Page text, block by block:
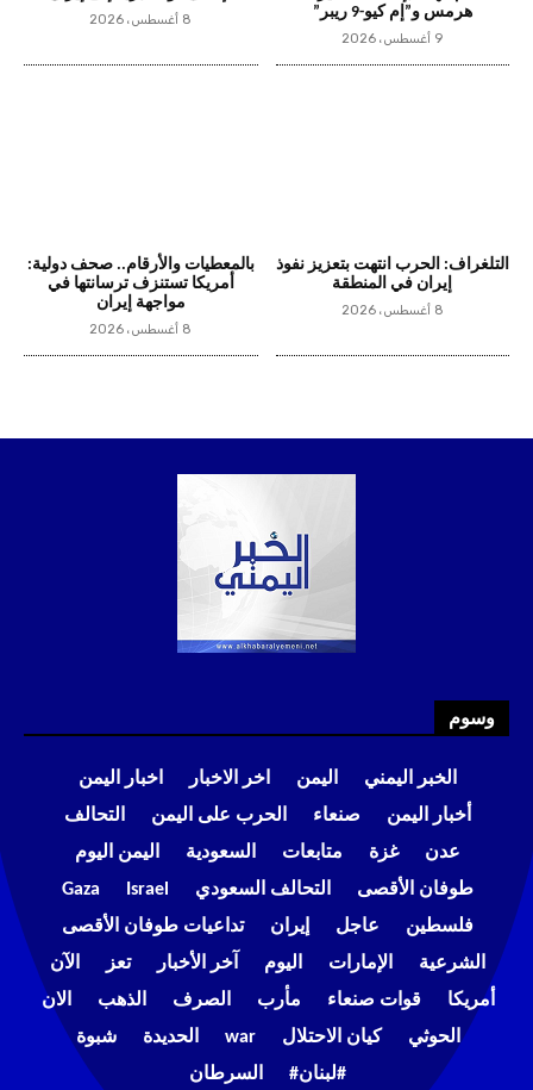
وسوم
الخبر اليمني اليمن اخر الاخبار
اخبار اليمن
أخبار اليمن
صنعاء الحرب على اليمن
التحالف
عدن
غزة متابعات السعودية
اليمن اليوم
طوفان الأقصى
التحالف السعودي Israel
Gaza
فلسطين
عاجل إيران
تداعيات طوفان الأقصى
الشرعية
الإمارات اليوم آخر الأخبار تعز
الآن
أمريكا
قوات صنعاء مأرب الصرف الذهب
الان
الحوثي
كيان الاحتلال war الحديدة
شبوة
#لبنان#
السرطان